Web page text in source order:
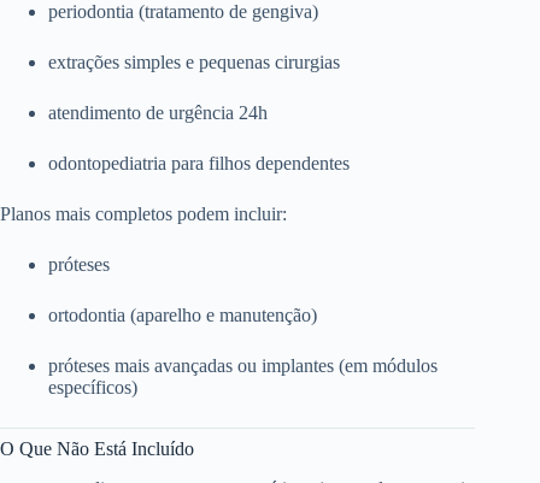
periodontia (tratamento de gengiva)
extrações simples e pequenas cirurgias
atendimento de urgência 24h
odontopediatria para filhos dependentes
Planos mais completos podem incluir:
próteses
ortodontia (aparelho e manutenção)
próteses mais avançadas ou implantes (em módulos
específicos)
O Que Não Está Incluído